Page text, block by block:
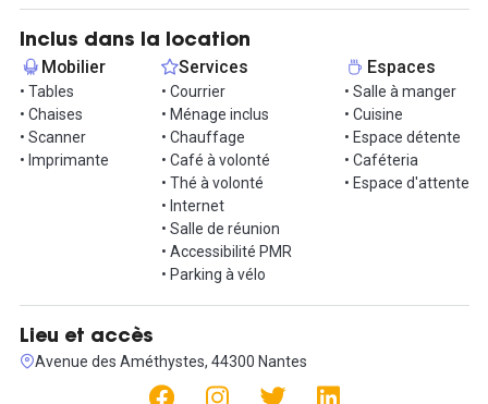
connectée au réseau, ménage inclus, salle de réunion disponible
à la réservation. L'accès à l'espace est possible 24h/24 et 7j/7 et
100% sécurisé.
Cet espace de coworking chaleureux vous donnera accès à
certains évènements afin de rencontrer tous les colocataires et
bénéficier d'un cadre de travail agréable.
Appelez-nous dès aujourd'hui pour convenir d'une visite !
Inclus dans la location
Mobilier
• Tables
• Chaises
• Scanner
• Imprimante
Services
• Courrier
• Ménage inclus
• Chauffage
• Café à volonté
• Thé à volonté
• Internet
• Salle de réunion
• Accessibilité PMR
• Parking à vélo
Espaces
• Salle à manger
• Cuisine
• Espace détente
• Caféteria
• Espace d'attente
Lieu et accès
Avenue des Améthystes, 44300 Nantes